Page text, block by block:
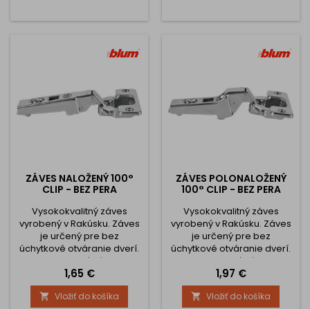
spôsobom CLIP - na
demontáž dvierok na
ZÁVES NALOŽENÝ 100°
CLIP - BEZ PERA
Vysokokvalitný záves
vyrobený v Rakúsku. Záves
je určený pre bez
úchytkové otváranie dverí.
Celokovový záves,
poniklovaný Nastavenia
čela v troch smeroch
Komfortné nastavenie
Cena
1,65 €
 Vložiť do košíka
ZÁVES POLONALOŽENÝ
100° CLIP - BEZ PERA
Vysokokvalitný záves
vyrobený v Rakúsku. Záves
je určený pre bez
úchytkové otváranie dverí.
Celokovový záves,
poniklovaný Nastavenia
čela v troch smeroch
Komfortné nastavenie
Cena
1,97 €
 Vložiť do košíka